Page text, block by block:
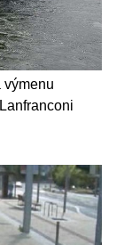
výmenu